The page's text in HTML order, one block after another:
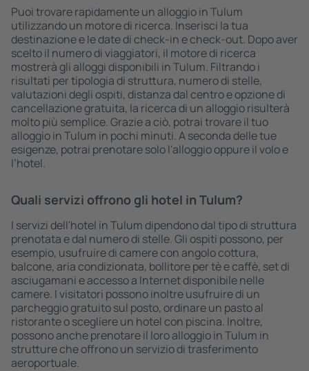
Puoi trovare rapidamente un alloggio in Tulum
utilizzando un motore di ricerca. Inserisci la tua
destinazione e le date di check-in e check-out. Dopo aver
scelto il numero di viaggiatori, il motore di ricerca
mostrerà gli alloggi disponibili in Tulum. Filtrando i
risultati per tipologia di struttura, numero di stelle,
valutazioni degli ospiti, distanza dal centro e opzione di
cancellazione gratuita, la ricerca di un alloggio risulterà
molto più semplice. Grazie a ciò, potrai trovare il tuo
alloggio in Tulum in pochi minuti. A seconda delle tue
esigenze, potrai prenotare solo l'alloggio oppure il volo e
l’hotel.
Quali servizi offrono gli hotel in Tulum?
I servizi dell'hotel in Tulum dipendono dal tipo di struttura
prenotata e dal numero di stelle. Gli ospiti possono, per
esempio, usufruire di camere con angolo cottura,
balcone, aria condizionata, bollitore per tè e caffè, set di
asciugamani e accesso a Internet disponibile nelle
camere. I visitatori possono inoltre usufruire di un
parcheggio gratuito sul posto, ordinare un pasto al
ristorante o scegliere un hotel con piscina. Inoltre,
possono anche prenotare il loro alloggio in Tulum in
strutture che offrono un servizio di trasferimento
aeroportuale.